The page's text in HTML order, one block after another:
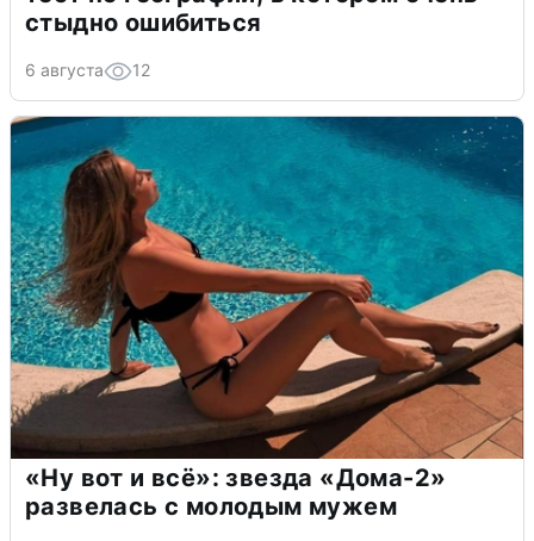
стыдно ошибиться
6 августа 12
«Ну вот и всё»: звезда «Дома-2»
развелась с молодым мужем